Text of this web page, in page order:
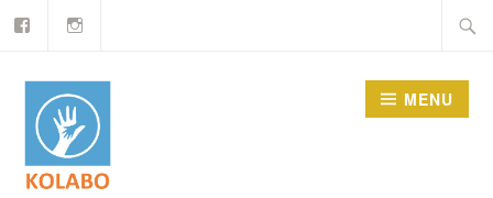
Doorgaan
inhoud
MENU